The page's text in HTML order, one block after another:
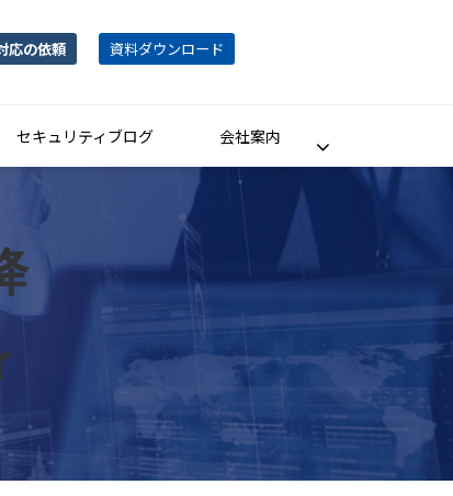
応の依頼 資料ダウンロード
セキュリティブログ 会社案内